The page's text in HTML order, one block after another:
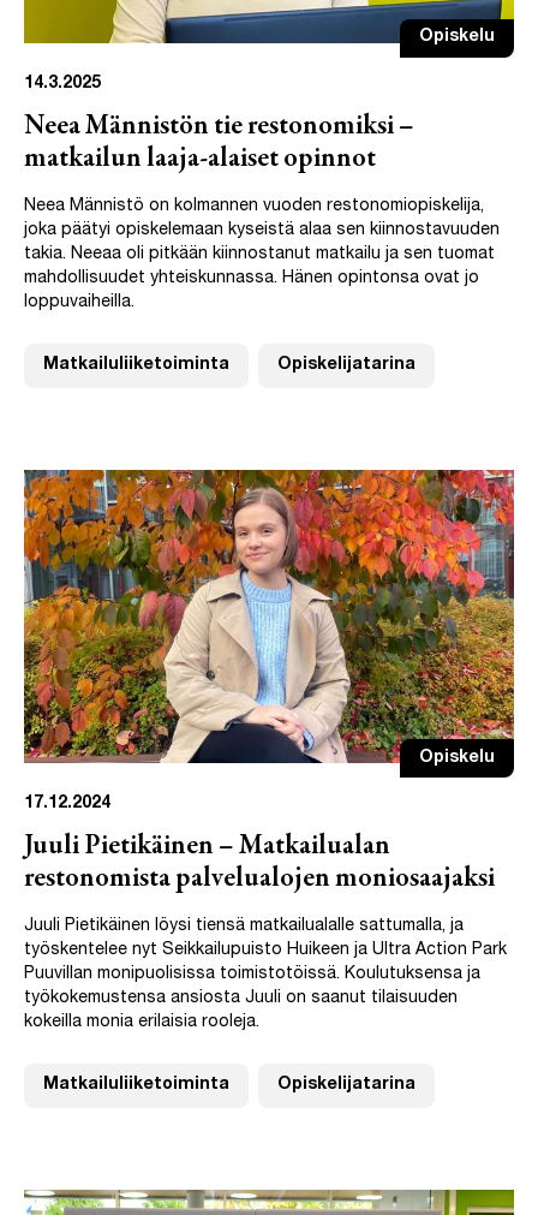
Opiskelu
14.3.2025
Neea Männistön tie restonomiksi –
matkailun laaja-alaiset opinnot
Neea Männistö on kolmannen vuoden restonomiopiskelija,
joka päätyi opiskelemaan kyseistä alaa sen kiinnostavuuden
takia. Neeaa oli pitkään kiinnostanut matkailu ja sen tuomat
mahdollisuudet yhteiskunnassa. Hänen opintonsa ovat jo
loppuvaiheilla.
Matkailuliiketoiminta Opiskelijatarina
Opiskelu
17.12.2024
Juuli Pietikäinen – Matkailualan
restonomista palvelualojen moniosaajaksi
Juuli Pietikäinen löysi tiensä matkailualalle sattumalla, ja
työskentelee nyt Seikkailupuisto Huikeen ja Ultra Action Park
Puuvillan monipuolisissa toimistotöissä. Koulutuksensa ja
työkokemustensa ansiosta Juuli on saanut tilaisuuden
kokeilla monia erilaisia rooleja.
Matkailuliiketoiminta Opiskelijatarina